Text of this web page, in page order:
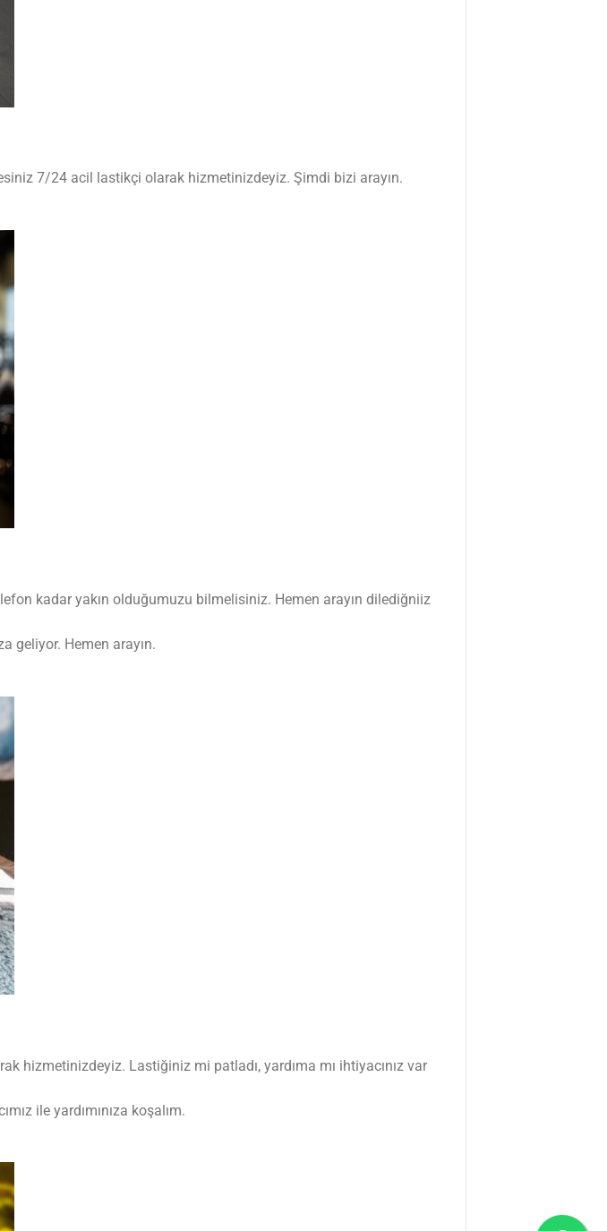
7/24 acil lastikçi olarak hizmetinizdeyiz. Şimdi bizi arayın.
kadar yakın olduğumuzu bilmelisiniz. Hemen arayın dilediğniiz
geliyor. Hemen arayın.
hizmetinizdeyiz. Lastiğiniz mi patladı, yardıma mı ihtiyacınız var
ile yardımınıza koşalım.